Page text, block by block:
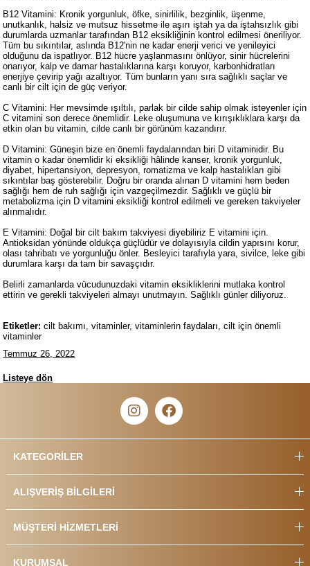
B12 Vitamini: Kronik yorgunluk, öfke, sinirlilik, bezginlik, üşenme,
unutkanlık, halsiz ve mutsuz hissetme ile aşırı iştah ya da iştahsızlık gibi
durumlarda uzmanlar tarafından B12 eksikliğinin kontrol edilmesi öneriliyor.
Tüm bu sıkıntılar, aslında B12'nin ne kadar enerji verici ve yenileyici
olduğunu da ispatlıyor. B12 hücre yaşlanmasını önlüyor, sinir hücrelerini
onarıyor, kalp ve damar hastalıklarına karşı koruyor, karbonhidratları
enerjiye çevirip yağı azaltıyor. Tüm bunların yanı sıra sağlıklı saçlar ve
canlı bir cilt için de güç veriyor.
C Vitamini: Her mevsimde ışıltılı, parlak bir cilde sahip olmak isteyenler için
C vitamini son derece önemlidir. Leke oluşumuna ve kırışıklıklara karşı da
etkin olan bu vitamin, cilde canlı bir görünüm kazandırır.
D Vitamini: Güneşin bize en önemli faydalarından biri D vitaminidir. Bu
vitamin o kadar önemlidir ki eksikliği hâlinde kanser, kronik yorgunluk,
diyabet, hipertansiyon, depresyon, romatizma ve kalp hastalıkları gibi
sıkıntılar baş gösterebilir. Doğru bir oranda alınan D vitamini hem beden
sağlığı hem de ruh sağlığı için vazgeçilmezdir. Sağlıklı ve güçlü bir
metabolizma için D vitamini eksikliği kontrol edilmeli ve gereken takviyeler
alınmalıdır.
E Vitamini: Doğal bir cilt bakım takviyesi diyebiliriz E vitamini için.
Antioksidan yönünde oldukça güçlüdür ve dolayısıyla cildin yapısını korur,
olası tahribatı ve yorgunluğu önler. Besleyici tarafıyla yara, sivilce, leke gibi
durumlara karşı da tam bir savaşçıdır.
Belirli zamanlarda vücudunuzdaki vitamin eksikliklerini mutlaka kontrol
ettirin ve gerekli takviyeleri almayı unutmayın. Sağlıklı günler diliyoruz.
Etiketler: cilt bakımı, vitaminler, vitaminlerin faydaları, cilt için önemli
vitaminler
Temmuz 26, 2022
Listeye dön
KATEGORİLER
ALIŞVERİŞ BİLGİLERİ
MÜŞTERİ HİZMETLERİ
KURUMSAL